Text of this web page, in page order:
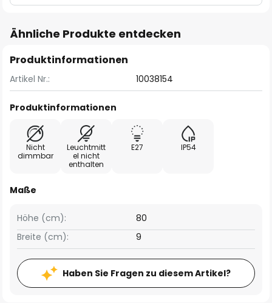
Ähnliche Produkte entdecken
Produktinformationen
Artikel Nr.: 10038154
Produktinformationen
Nicht
dimmbar
Leuchtmitt
el nicht
enthalten
E27 IP54
Maße
Breite (cm): 9
Höhe (cm): 80
Haben Sie Fragen zu diesem Artikel?